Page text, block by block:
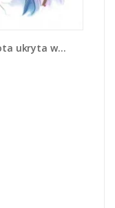
w spojrzeniu - GR520